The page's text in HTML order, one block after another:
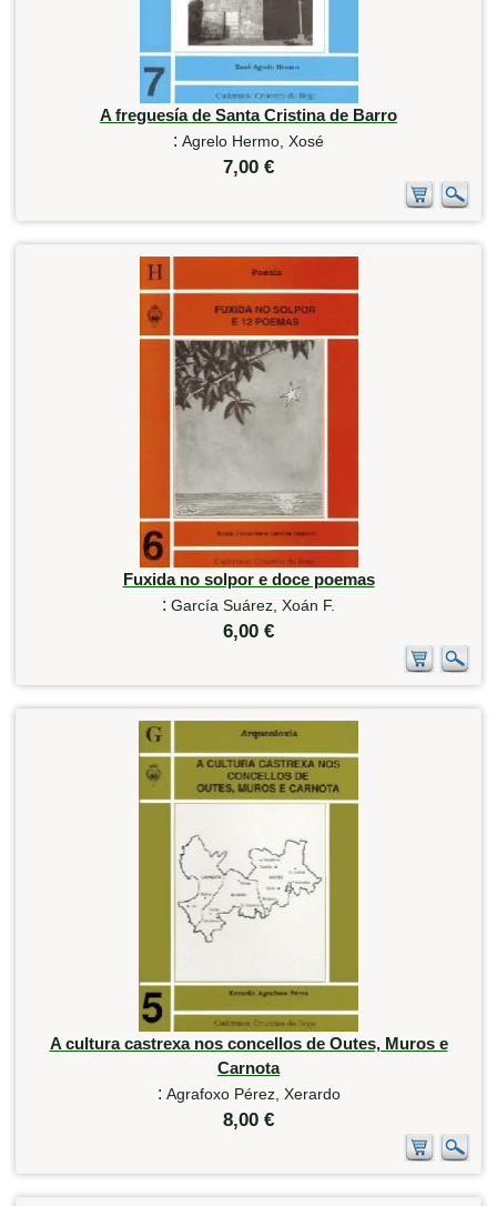
A freguesía de Santa Cristina de Barro
: Agrelo Hermo, Xosé
7,00 €
Fuxida no solpor e doce poemas
: García Suárez, Xoán F.
6,00 €
A cultura castrexa nos concellos de Outes, Muros e
Carnota
: Agrafoxo Pérez, Xerardo
8,00 €